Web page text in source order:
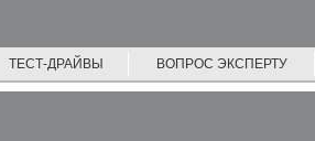
ТЕСТ-ДРАЙВЫ ВОПРОС ЭКСПЕРТУ